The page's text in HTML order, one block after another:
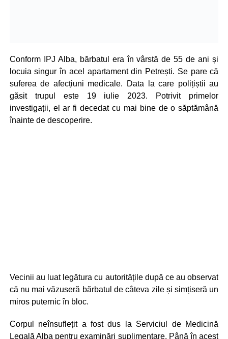
Conform IPJ Alba, bărbatul era în vârstă de 55 de ani și
locuia singur în acel apartament din Petrești. Se pare că
suferea de afecțiuni medicale. Data la care polițiștii au
găsit trupul este 19 iulie 2023. Potrivit primelor
investigații, el ar fi decedat cu mai bine de o săptămână
înainte de descoperire.
Vecinii au luat legătura cu autoritățile după ce au observat
că nu mai văzuseră bărbatul de câteva zile și simțiseră un
miros puternic în bloc.
Corpul neînsuflețit a fost dus la Serviciul de Medicină
Legală Alba pentru examinări suplimentare. Până în acest